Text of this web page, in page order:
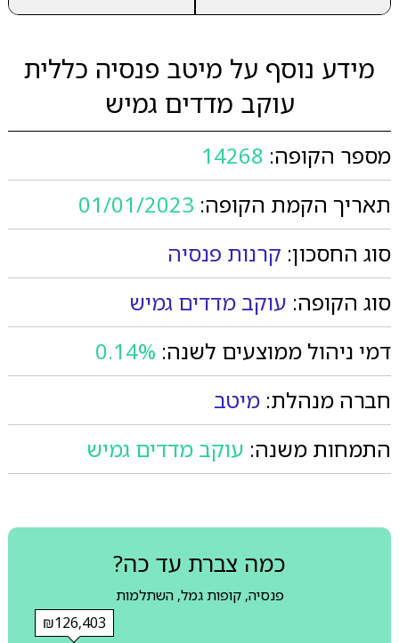
מידע נוסף על מיטב פנסיה כללית
עוקב מדדים גמיש
מספר הקופה: 14268
תאריך הקמת הקופה: 01/01/2023
סוג החסכון: קרנות פנסיה
סוג הקופה: עוקב מדדים גמיש
דמי ניהול ממוצעים לשנה: 0.14%
חברה מנהלת: מיטב
התמחות משנה: עוקב מדדים גמיש
כמה צברת עד כה?
פנסיה, קופות גמל, השתלמות
₪126,403